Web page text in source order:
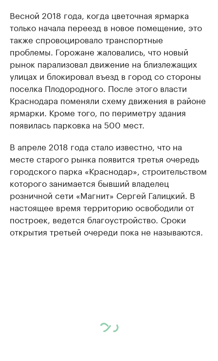
Весной 2018 года, когда цветочная ярмарка
только начала переезд в новое помещение, это
также спровоцировало транспортные
проблемы. Горожане жаловались, что новый
рынок парализовал движение на близлежащих
улицах и блокировал въезд в город со стороны
поселка Плодородного. После этого власти
Краснодара поменяли схему движения в районе
ярмарки. Кроме того, по периметру здания
появилась парковка на 500 мест.
В апреле 2018 года стало известно, что на
месте старого рынка появится третья очередь
городского парка «Краснодар», строительством
которого занимается бывший владелец
розничной сети «Магнит» Сергей Галицкий. В
настоящее время территорию освободили от
построек, ведется благоустройство. Сроки
открытия третьей очереди пока не называются.